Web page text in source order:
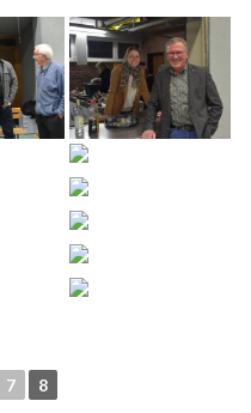
7 8